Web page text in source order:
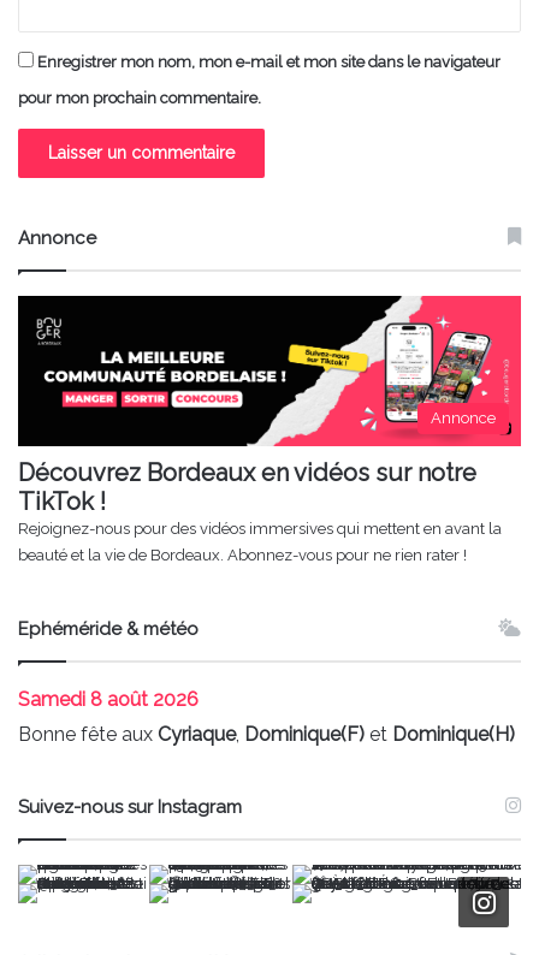
Enregistrer mon nom, mon e-mail et mon site dans le navigateur
pour mon prochain commentaire.
Annonce
Annonce
Découvrez Bordeaux en vidéos sur notre
TikTok !
Rejoignez-nous pour des vidéos immersives qui mettent en avant la
beauté et la vie de Bordeaux. Abonnez-vous pour ne rien rater !
Ephéméride & météo
Samedi 8 août 2026
Bonne fête aux Cyriaque, Dominique(F) et Dominique(H)
Suivez-nous sur Instagram